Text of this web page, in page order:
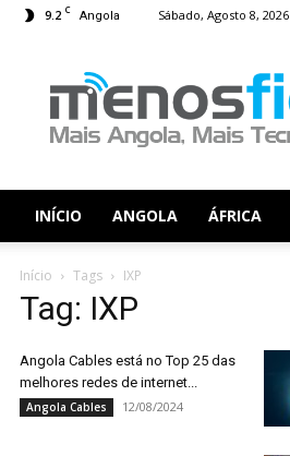
9.2 C Angola Sábado, Agosto 8, 2026
Fios
INÍCIO ANGOLA ÁFRICA
Início Tags IXP
Tag: IXP
Angola Cables está no Top 25 das
melhores redes de internet...
Angola Cables 12/08/2024